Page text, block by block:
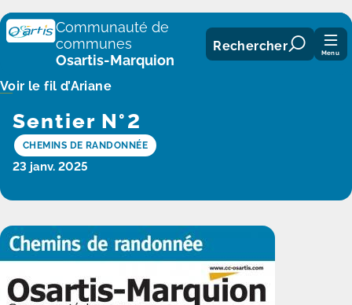
Panneau de gestion des cookies
Communauté de
communes
Osartis-Marquion
Rechercher Menu
Voir le fil d’Ariane
Sentier N°2
CHEMINS DE RANDONNÉE
23 janv. 2025